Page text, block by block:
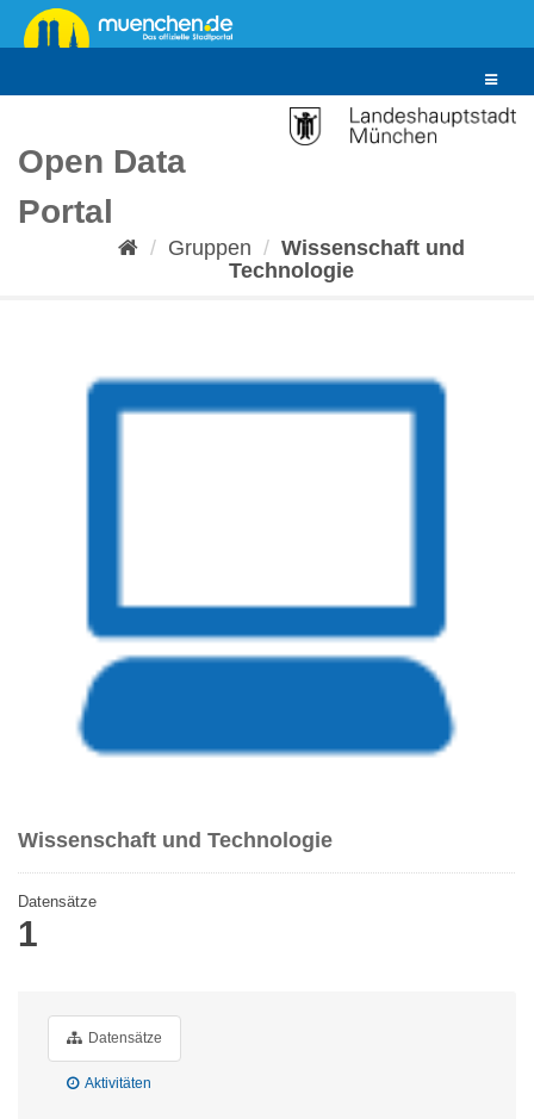
Überspringen
zum
Toggle
Open Data
Portal
Gruppen
Wissenschaft und
Technologie
Wissenschaft und Technologie
Datensätze
1
Datensätze
Aktivitäten